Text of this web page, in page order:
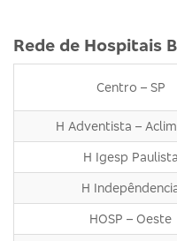
Rede de Hospitais
Centro – SP
H Adventista –
H Igesp Paulista
H
HOSP – Oeste